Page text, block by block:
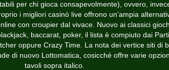
per chi gioca consapevolmente), ovvero,
i migliori casinò live offrono un’ampia
con croupier dal vivace. Nuovo ai classici
baccarat, poker, il lista è compiuto dai
oppure Crazy Time. La nota dei vertice siti di
di nuovo Lottomatica, cosicché offre varie
tavoli sopra italico.